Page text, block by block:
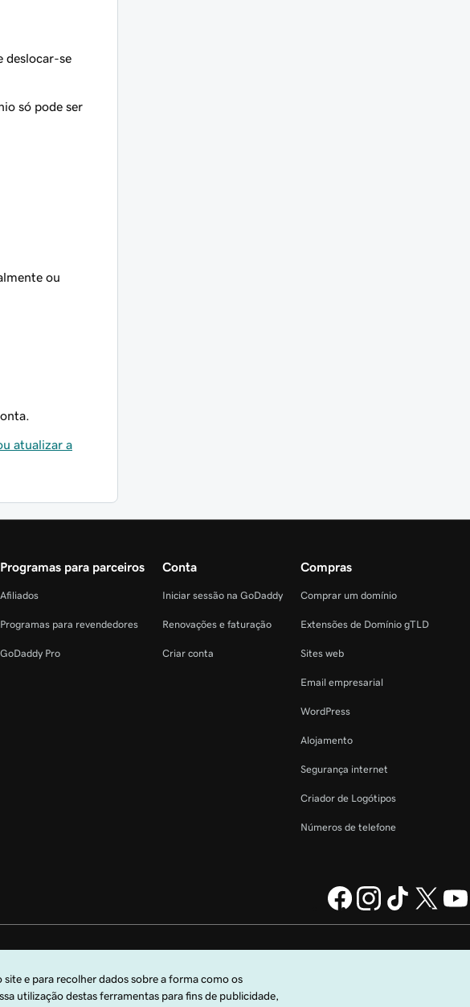
deslocar-se
só pode ser
ou
atualizar a
Programas para parceiros
Afiliados
Programas para revendedores
GoDaddy Pro
Conta
Iniciar sessão na GoDaddy
Renovações e faturação
Criar conta
Compras
Comprar um domínio
Extensões de Domínio gTLD
Sites web
Email empresarial
WordPress
Alojamento
Segurança internet
Criador de Logótipos
Números de telefone
registada da GoDaddy